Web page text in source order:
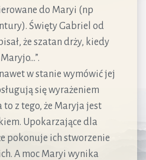
do Maryi (np
Święty Gabriel od
że szatan drży, kiedy
w stanie wymówić jej
się wyrażeniem
to z tego, że Maryja jest
Upokarzające dla
pokonuje ich stworzenie
A moc Maryi wynika